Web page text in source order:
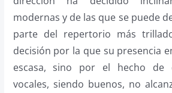
modernas y de las que se puede
parte del repertorio más
decisión por la que su presencia
escasa, sino por el hecho de
vocales, siendo buenos, no